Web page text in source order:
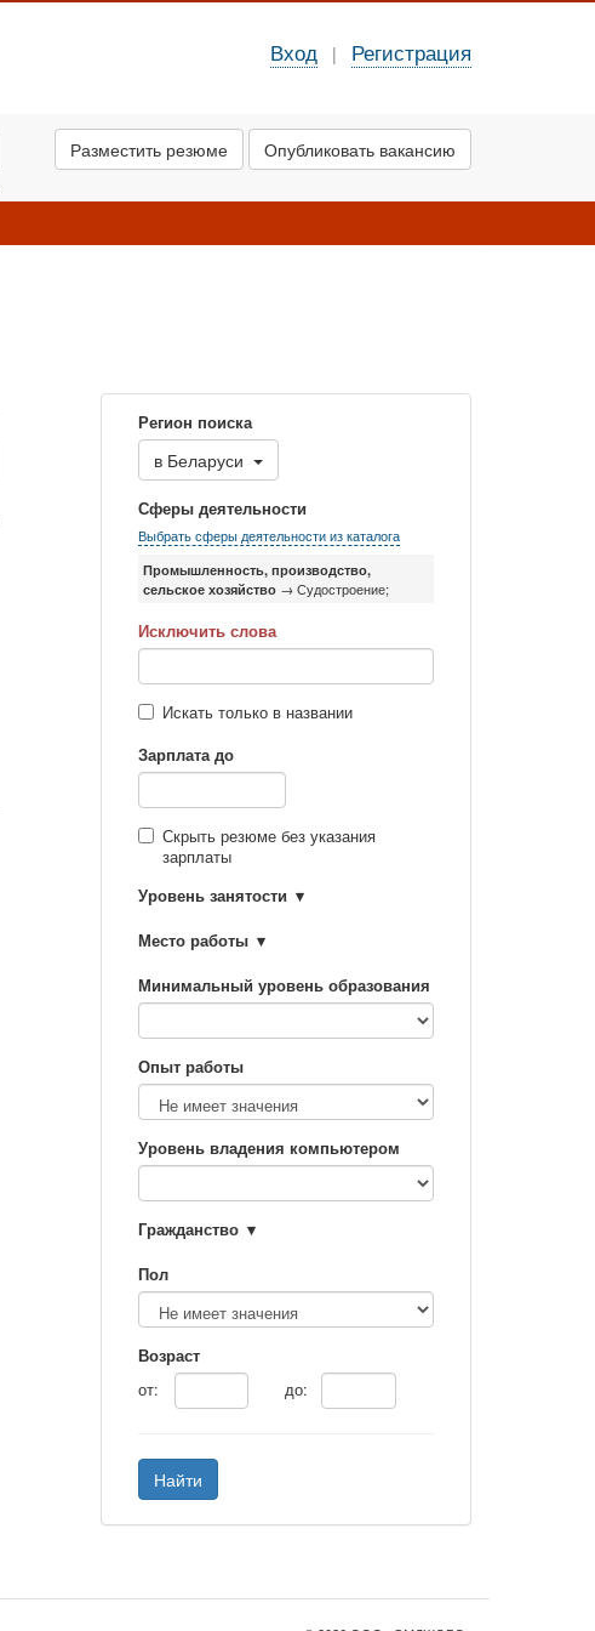
Вход | Регистрация
Разместить резюме Опубликовать вакансию
Регион поиска
в Беларуси
Сферы деятельности
Выбрать сферы деятельности из каталога
Промышленность, производство,
сельское хозяйство → Судостроение;
Исключить слова
Искать только в названии
Зарплата до
Скрыть резюме без указания
зарплаты
Уровень занятости
Место работы
Минимальный уровень образования
Опыт работы
Уровень владения компьютером
Гражданство
Пол
Возраст
от:
до:
Найти